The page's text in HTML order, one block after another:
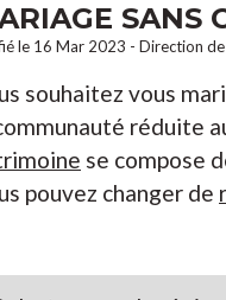
SANS
le 16 Mar 2023 - Direction
souhaitez vous
réduite
se compose
pouvez changer de